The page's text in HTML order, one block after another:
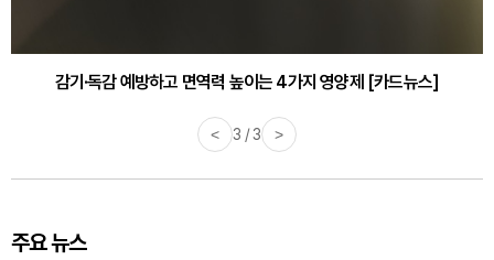
감기·독감 예방하고 면역력 높이는 4가지 영양제 [카드뉴스]
< 3 / 3 >
주요 뉴스